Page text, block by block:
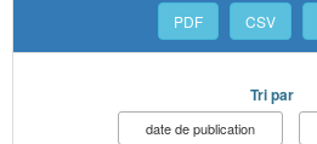
PDF CSV
Tri par
date de publication